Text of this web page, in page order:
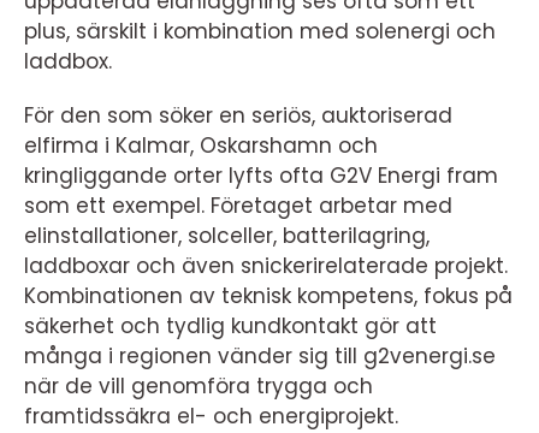
plus, särskilt i kombination med solenergi och
laddbox.
För den som söker en seriös, auktoriserad
elfirma i Kalmar, Oskarshamn och
kringliggande orter lyfts ofta G2V Energi fram
som ett exempel. Företaget arbetar med
elinstallationer, solceller, batterilagring,
laddboxar och även snickerirelaterade projekt.
Kombinationen av teknisk kompetens, fokus på
säkerhet och tydlig kundkontakt gör att
många i regionen vänder sig till g2venergi.se
när de vill genomföra trygga och
framtidssäkra el- och energiprojekt.